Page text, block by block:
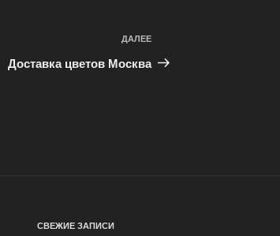
запись
ДАЛЕЕ
Доставка цветов Москва
СВЕЖИЕ ЗАПИСИ